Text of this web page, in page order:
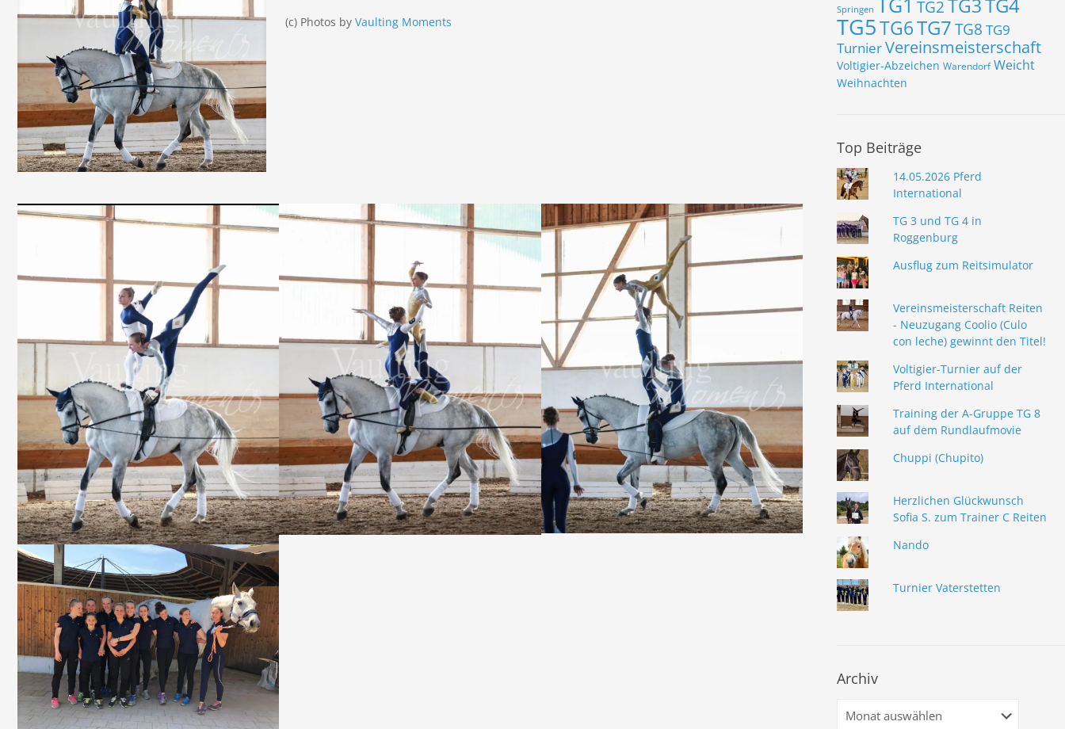
(c) Photos byVaulting Moments
Springen TG2TG3TG4
TG5TG6TG7TG8 TG9
TurnierVereinsmeisterschaft
Voltigier-Abzeichen Warendorf Weicht
Weihnachten
Top Beiträge
14.05.2026 Pferd
International
TG 3 und TG 4 in
Roggenburg
Ausflug zum Reitsimulator
Vereinsmeisterschaft Reiten
- Neuzugang Coolio (Culo
con leche) gewinnt den Titel!
Voltigier-Turnier auf der
Pferd International
Training der A-Gruppe TG 8
auf dem Rundlaufmovie
Chuppi (Chupito)
Herzlichen Glückwunsch
Sofia S. zum Trainer C Reiten
Nando
Turnier Vaterstetten
Archiv